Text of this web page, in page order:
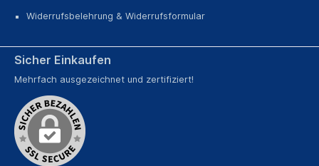
Widerrufsbelehrung & Widerrufsformular
Sicher Einkaufen
Mehrfach ausgezeichnet und zertifiziert!